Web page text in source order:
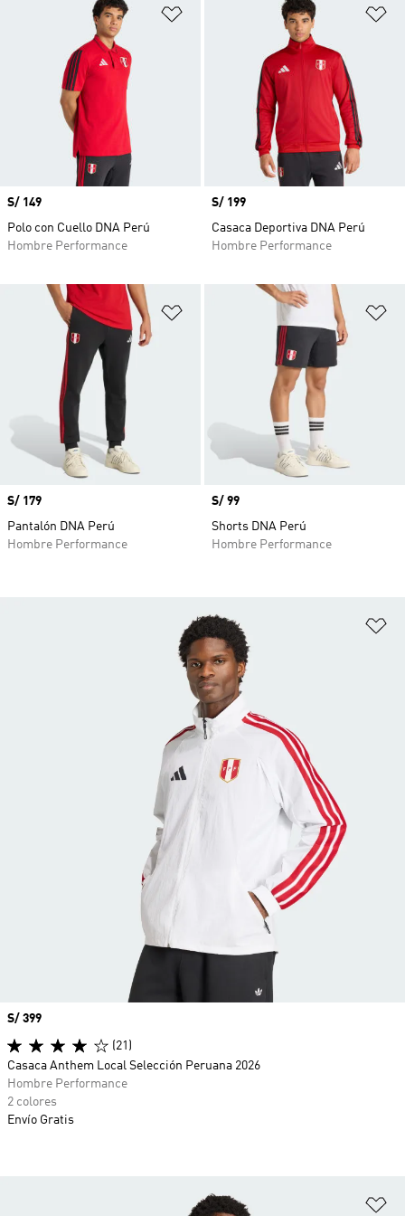
Añadir a la lista de deseos
Precio
S/ 149
Polo con Cuello DNA Perú
Hombre Performance
Precio
S/ 199
Casaca Deportiva DNA Perú
Hombre Performance
Añadir a la lista de deseos
Precio
S/ 179
Pantalón DNA Perú
Hombre Performance
Precio
S/ 99
Shorts DNA Perú
Hombre Performance
Precio
S/ 399
(21)
Casaca Anthem Local Selección Peruana 2026
Hombre Performance
2 colores
Envío Gratis